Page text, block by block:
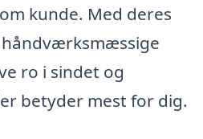
kunde. Med deres
ro i sindet og
betyder mest for dig.